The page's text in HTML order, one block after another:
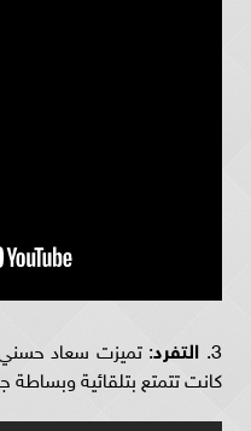
3. التفرد: تميزت سعاد حسني
كانت تتمتع بتلقائية وبساطة